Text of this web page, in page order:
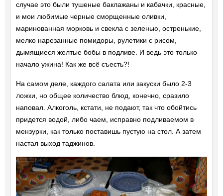
случае это были тушеные баклажаны и кабачки, красные,
и мои любимые черные сморщенные оливки,
маринованная морковь и свекла с зеленью, остренькие,
мелко нарезанные помидоры, рулетики с рисом,
дымящиеся желтые бобы в подливе. И ведь это только
начало ужина! Как же всё съесть?!
На самом деле, каждого салата или закуски было 2-3
ложки, но общее количество блюд, конечно, сразило
наповал. Алкоголь, кстати, не подают, так что обойтись
придется водой, либо чаем, исправно подливаемом в
мензурки, как только поставишь пустую на стол. А затем
настал выход таджинов.